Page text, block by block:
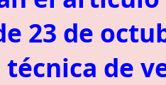
23 de
de